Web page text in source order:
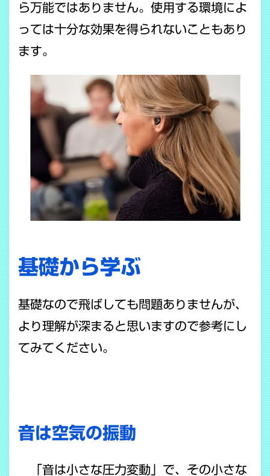
ら万能ではありません。使用する環境によ
っては十分な効果を得られないこともあり
ます。
基礎から学ぶ
基礎なので飛ばしても問題ありませんが、
より理解が深まると思いますので参考にし
てみてください。
音は空気の振動
「音は小さな圧力変動」で、その小さな